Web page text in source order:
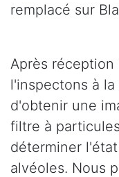
remplacé sur
Après
l'inspectons à
d'obtenir une
filtre à
déterminer
alvéoles. Nous